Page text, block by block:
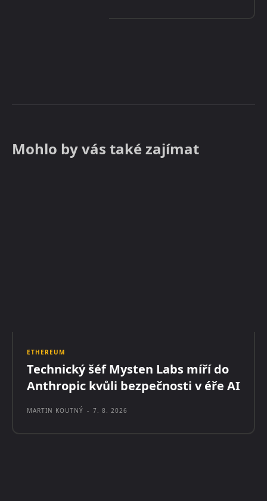
Mohlo by vás také zajímat
ETHEREUM
Technický šéf Mysten Labs míří do
Anthropic kvůli bezpečnosti v éře AI
MARTIN KOUTNÝ - 7. 8. 2026